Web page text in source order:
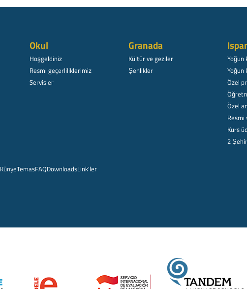
Okul
Hoşgeldiniz
Resmi geçerliliklerimiz
Servisler
Granada
Kültür ve geziler
Șenlikler
Yoğun
Yoğun
Özel
Özel
Resmi
Kurs
2
KünyeTemasFAQDownloadsLink'ler